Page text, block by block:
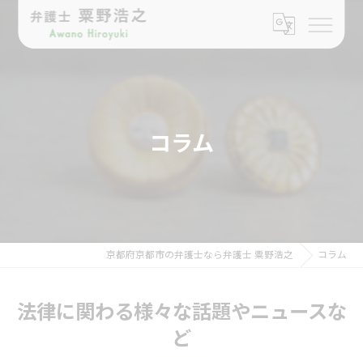
コラム
京都府京都市の弁護士なら弁護士 粟野浩之 コラム
法律に関わる様々な話題やニュースな
ど